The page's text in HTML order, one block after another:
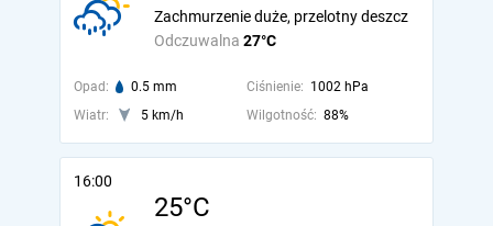
Odczuwalna 27°C
Zachmurzenie duże, przelotny deszcz
Opad: 0.5 mm Ciśnienie: 1002 hPa
Wiatr:
5 km/h Wilgotność: 88%
16:00
25°C